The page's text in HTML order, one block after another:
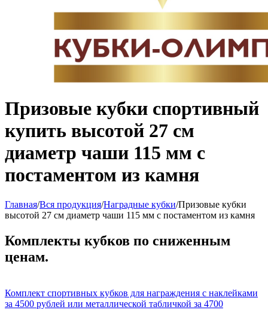
Призовые кубки спортивный
купить высотой 27 см
диаметр чаши 115 мм с
постаментом из камня
Главная/Вся продукция/Наградные кубки/Призовые кубки
высотой 27 см диаметр чаши 115 мм с постаментом из камня
Комплекты кубков по сниженным
ценам.
Комплект спортивных кубков для награждения с наклейками
за 4500 рублей или металлической табличкой за 4700